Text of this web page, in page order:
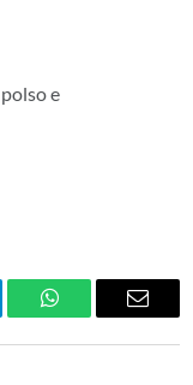
e
WhatsAppEmail